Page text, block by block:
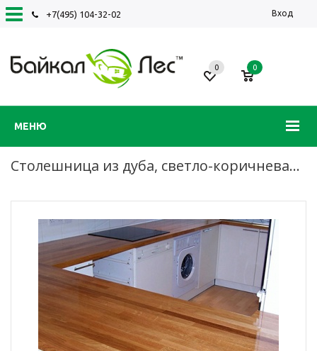
+7(495) 104-32-02 Вход
МЕНЮ
0 0
Столешница из дуба, светло-коричневая, паркетная склейка, лак